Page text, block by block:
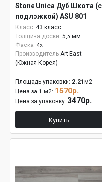
Stone Unica Дуб Шкота (с
подложкой) ASU 801
Класс: 43 класс
Толщина доски: 5,5 мм
Фаска: 4x
Производитель Art East
(Южная Корея)
Площадь упаковки: 2.21 м2
Цена за 1 м2: 1570р.
Цена за упаковку: 3470р.
Купить